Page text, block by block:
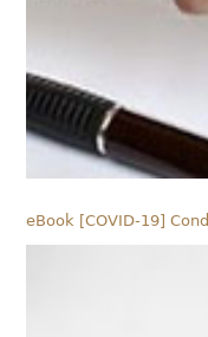
eBook [COVID-19]